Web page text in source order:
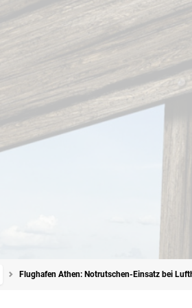
Flughafen Athen: Notrutschen-Einsatz bei